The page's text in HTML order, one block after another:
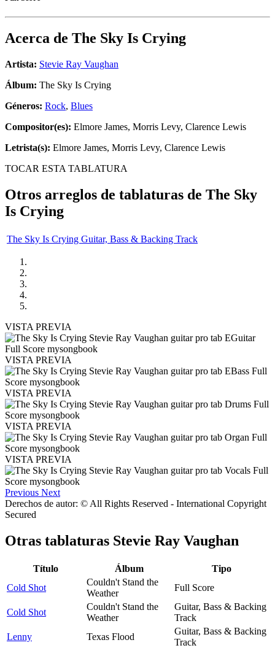
Acerca de The Sky Is Crying
Artista: Stevie Ray Vaughan
Álbum: The Sky Is Crying
Géneros: Rock, Blues
Compositor(es): Elmore James, Morris Levy, Clarence Lewis
Letrista(s): Elmore James, Morris Levy, Clarence Lewis
TOCAR ESTA TABLATURA
Otros arreglos de tablaturas de The Sky
Is Crying
The Sky Is Crying Guitar, Bass & Backing Track
VISTA PREVIA
VISTA PREVIA
VISTA PREVIA
VISTA PREVIA
VISTA PREVIA
Previous Next
Derechos de autor: © All Rights Reserved - International Copyright
Secured
Otras tablaturas Stevie Ray Vaughan
Título Álbum
Tipo
Cold Shot
Couldn't Stand the
Weather
Full Score
Cold Shot
Couldn't Stand the
Weather
Guitar, Bass & Backing
Track
Lenny
Texas Flood
Guitar, Bass & Backing
Track